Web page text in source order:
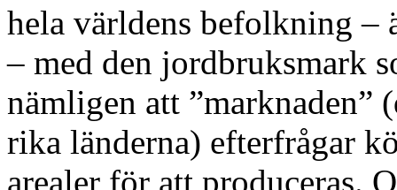
hela världens befolkning
– med den jordbruksmark
nämligen att ”marknaden”
rika länderna) efterfrågar
arealer för att produceras.